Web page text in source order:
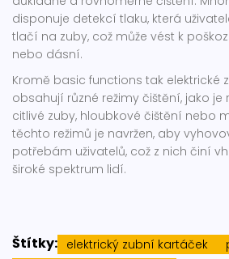
disponuje detekcí tlaku, která
tlačí na zuby, což může vést k
nebo dásní.
Kromě basic functions tak elektrické
obsahují různé režimy čištění, jako je
citlivé zuby, hloubkové čištění nebo
těchto režimů je navržen, aby
potřebám uživatelů, což z nich činí
široké spektrum lidí.
Štítky: elektrický zubní kartáček